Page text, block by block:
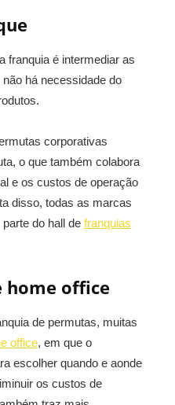
franquia é intermediar as
há necessidade do
corporativas
o que também colabora
e os custos de operação
disso, todas as marcas
do hall de franquias
home office
de permutas, muitas
office, em que o
escolher quando e aonde
os custos de